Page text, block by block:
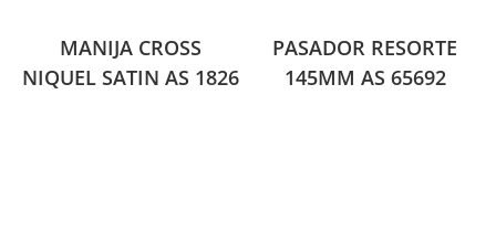
MANIJA CROSS
NIQUEL SATIN AS 1826
PASADOR RESORTE
145MM AS 65692